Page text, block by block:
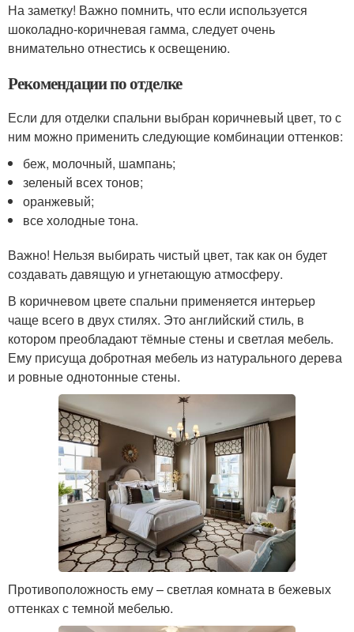
На заметку! Важно помнить, что если используется
шоколадно-коричневая гамма, следует очень
внимательно отнестись к освещению.
Рекомендации по отделке
Если для отделки спальни выбран коричневый цвет, то с
ним можно применить следующие комбинации оттенков:
беж, молочный, шампань;
зеленый всех тонов;
оранжевый;
все холодные тона.
Важно! Нельзя выбирать чистый цвет, так как он будет
создавать давящую и угнетающую атмосферу.
В коричневом цвете спальни применяется интерьер
чаще всего в двух стилях. Это английский стиль, в
котором преобладают тёмные стены и светлая мебель.
Ему присуща добротная мебель из натурального дерева
и ровные однотонные стены.
Противоположность ему – светлая комната в бежевых
оттенках с темной мебелью.